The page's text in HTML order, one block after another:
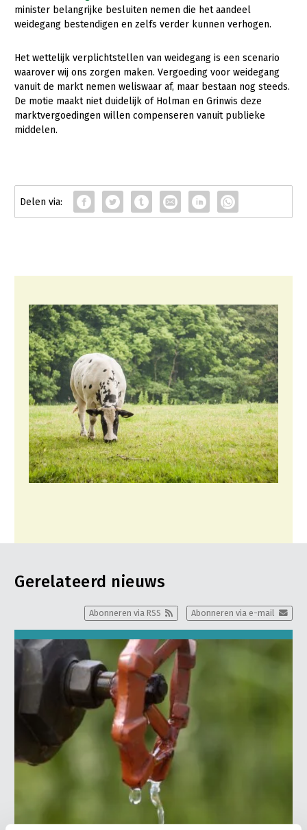
minister belangrijke besluiten nemen die het aandeel
weidegang bestendigen en zelfs verder kunnen verhogen.
Het wettelijk verplichtstellen van weidegang is een scenario
waarover wij ons zorgen maken. Vergoeding voor weidegang
vanuit de markt nemen weliswaar af, maar bestaan nog steeds.
De motie maakt niet duidelijk of Holman en Grinwis deze
marktvergoedingen willen compenseren vanuit publieke
middelen.
Gerelateerd nieuws
Abonneren via e-mail
Abonneren via RSS